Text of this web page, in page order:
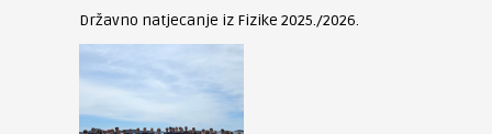
Državno natjecanje iz Fizike 2025./2026.